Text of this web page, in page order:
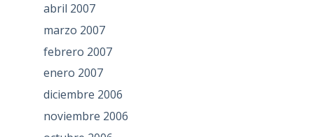
abril 2007
marzo 2007
febrero 2007
enero 2007
diciembre 2006
noviembre 2006